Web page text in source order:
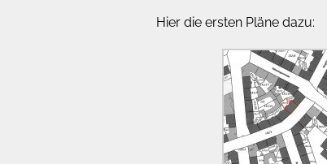
Hier die ersten Pläne dazu: